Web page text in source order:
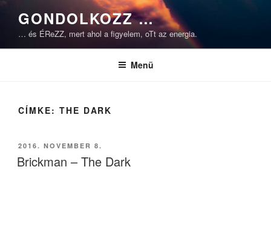
Tartalomhoz
GONDOLKOZZ …
… és ÉReZZ, mert ahol a figyelem, oTt az energia.
Menü
CÍMKE: THE DARK
BEKÜLDVE:
2016. NOVEMBER 8.
Brickman – The Dark